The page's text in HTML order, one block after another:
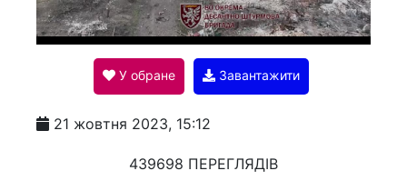
l
a
y
У обране Завантажити
21 жовтня 2023, 15:12
439698 ПЕРЕГЛЯДІВ